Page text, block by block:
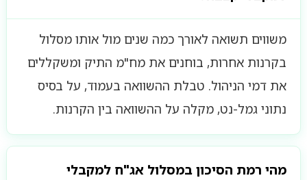
משווים תשואה לאורך כמה שנים מול אותו מסלול
בקרנות אחרות, בוחנים את מח"מ התיק ומשקללים
את דמי הניהול. טבלת ההשוואה בעמוד, על בסיס
נתוני גמל-נט, מקלה על ההשוואה בין הקרנות.
מהי רמת הסיכון במסלול אג"ח למקבלי